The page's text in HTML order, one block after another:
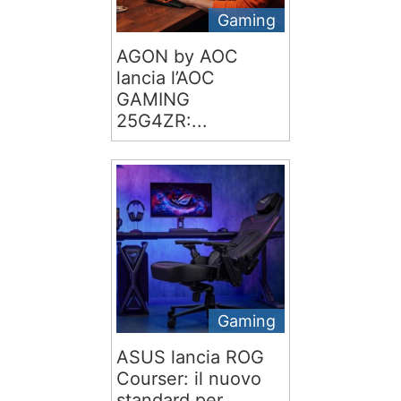
Gaming
AGON by AOC
lancia l’AOC
GAMING
25G4ZR:...
Gaming
ASUS lancia ROG
Courser: il nuovo